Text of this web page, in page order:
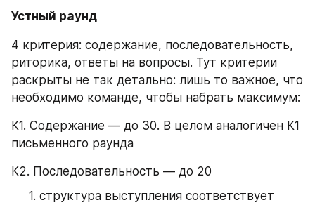
Устный раунд
4 критерия: содержание, последовательность,
риторика, ответы на вопросы. Тут критерии
раскрыты не так детально: лишь то важное, что
необходимо команде, чтобы набрать максимум:
К1. Содержание — до 30. В целом аналогичен К1
письменного раунда
К2. Последовательность — до 20
структура выступления соответствует